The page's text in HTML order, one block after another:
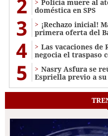
2
Policía muere al
doméstica en SPS
3
¡Rechazo inicial!
primera oferta del
4
Las vacaciones
negocia el traspaso
5
Nasry Asfura se
Espriella previo a